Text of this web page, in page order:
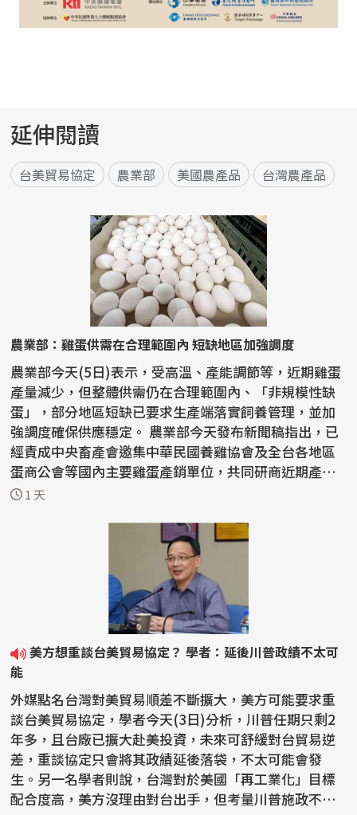
延伸閱讀
台美貿易協定 農業部 美國農產品 台灣農產品
農業部：雞蛋供需在合理範圍內 短缺地區加強調度
農業部今天(5日)表示，受高溫、產能調節等，近期雞蛋
產量減少，但整體供需仍在合理範圍內、「非規模性缺
蛋」，部分地區短缺已要求生產端落實飼養管理，並加
強調度確保供應穩定。 農業部今天發布新聞稿指出，已
經責成中央畜產會邀集中華民國養雞協會及全台各地區
蛋商公會等國內主要雞蛋產銷單位，共同研商近期產能
與供...
1 天
美方想重談台美貿易協定？ 學者：延後川普政績不太可
能
外媒點名台灣對美貿易順差不斷擴大，美方可能要求重
談台美貿易協定，學者今天(3日)分析，川普任期只剩2
年多，且台廠已擴大赴美投資，未來可舒緩對台貿易逆
差，重談協定只會將其政績延後落袋，不太可能會發
生。另一名學者則說，台灣對於美國「再工業化」目標
配合度高，美方沒理由對台出手，但考量川普施政不確